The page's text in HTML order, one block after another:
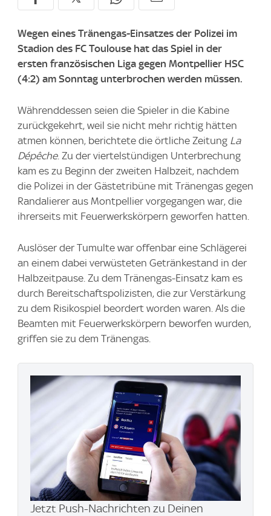
Wegen eines Tränengas-Einsatzes der Polizei im
Stadion des FC Toulouse hat das Spiel in der
ersten französischen Liga gegen Montpellier HSC
(4:2) am Sonntag unterbrochen werden müssen.
Währenddessen seien die Spieler in die Kabine
zurückgekehrt, weil sie nicht mehr richtig hätten
atmen können, berichtete die örtliche Zeitung La
Dépêche. Zu der viertelstündigen Unterbrechung
kam es zu Beginn der zweiten Halbzeit, nachdem
die Polizei in der Gästetribüne mit Tränengas gegen
Randalierer aus Montpellier vorgegangen war, die
ihrerseits mit Feuerwerkskörpern geworfen hatten.
Auslöser der Tumulte war offenbar eine Schlägerei
an einem dabei verwüsteten Getränkestand in der
Halbzeitpause. Zu dem Tränengas-Einsatz kam es
durch Bereitschaftspolizisten, die zur Verstärkung
zu dem Risikospiel beordert worden waren. Als die
Beamten mit Feuerwerkskörpern beworfen wurden,
griffen sie zu dem Tränengas.
Jetzt Push-Nachrichten zu Deinen